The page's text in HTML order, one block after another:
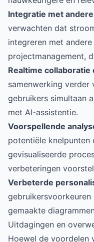
Integratie met
verwachten dat
integreren met
projectmanagement,
Realtime collaboratie
samenwerking verder
gebruikers simultaan
met AI-assistentie.
Voorspellende
potentiële
gevisualiseerde
verbeteringen
Verbeterde
gemaakte
Uitdagingen en
Hoewel de voordelen